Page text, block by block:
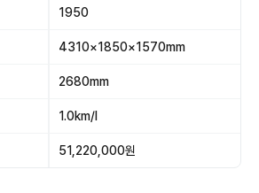
1950
4310×1850×1570mm
2680mm
1.0km/l
51,220,000원